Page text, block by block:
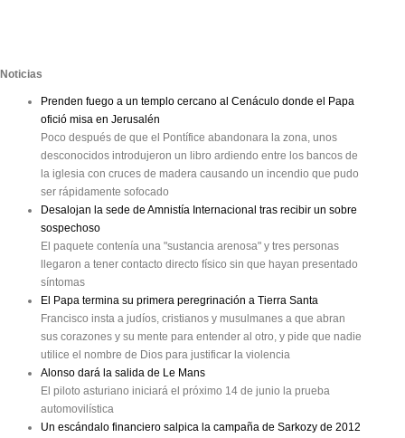
Noticias
Prenden fuego a un templo cercano al Cenáculo donde el Papa
ofició misa en Jerusalén
Poco después de que el Pontífice abandonara la zona, unos
desconocidos introdujeron un libro ardiendo entre los bancos de
la iglesia con cruces de madera causando un incendio que pudo
ser rápidamente sofocado
Desalojan la sede de Amnistía Internacional tras recibir un sobre
sospechoso
El paquete contenía una "sustancia arenosa" y tres personas
llegaron a tener contacto directo físico sin que hayan presentado
síntomas
El Papa termina su primera peregrinación a Tierra Santa
Francisco insta a judíos, cristianos y musulmanes a que abran
sus corazones y su mente para entender al otro, y pide que nadie
utilice el nombre de Dios para justificar la violencia
Alonso dará la salida de Le Mans
El piloto asturiano iniciará el próximo 14 de junio la prueba
automovilística
Un escándalo financiero salpica la campaña de Sarkozy de 2012